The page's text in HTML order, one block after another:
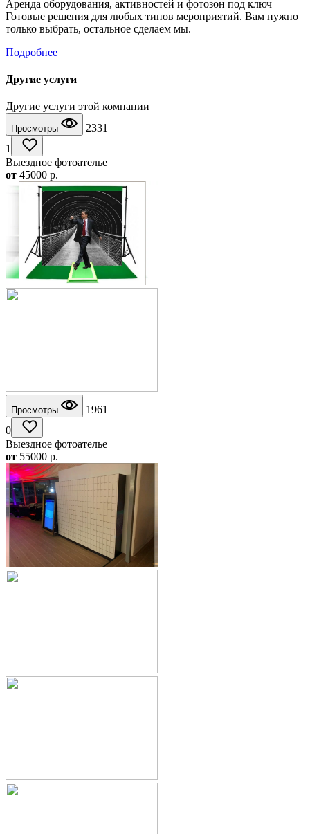
Аренда оборудования, активностей и фотозон под ключ
Готовые решения для любых типов мероприятий. Вам нужно
только выбрать, остальное сделаем мы.
Подробнее
Другие услуги
Другие услуги этой компании
Просмотры
2331
1
Выездное фотоателье
от 45000 p.
Просмотры
1961
0
Выездное фотоателье
от 55000 p.